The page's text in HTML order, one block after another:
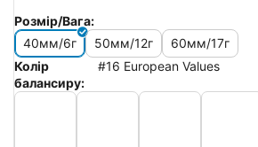
Розмір/Вага:
40мм/6г
50мм/12г
60мм/17г
Колір
балансиру:
#16 European Values